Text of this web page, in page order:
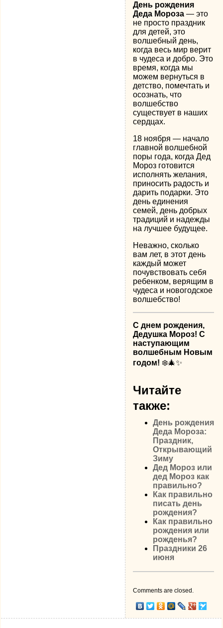
День рождения
Деда Мороза — это
не просто праздник
для детей, это
волшебный день,
когда весь мир верит
в чудеса и добро. Это
время, когда мы
можем вернуться в
детство, помечтать и
осознать, что
волшебство
существует в наших
сердцах.
18 ноября — начало
главной волшебной
поры года, когда Дед
Мороз готовится
исполнять желания,
приносить радость и
дарить подарки. Это
день единения
семей, день добрых
традиций и надежды
на лучшее будущее.
Неважно, сколько
вам лет, в этот день
каждый может
почувствовать себя
ребенком, верящим в
чудеса и новогодское
волшебство!
С днем рождения,
Дедушка Мороз! С
наступающим
волшебным Новым
годом! ❄️🎄✨
Читайте
также:
День рождения
Деда Мороза:
Праздник,
Открывающий
Зиму
Дед Мороз или
дед Мороз как
правильно?
Как правильно
писать день
рождения?
Как правильно
рождения или
рожденья?
Праздники 26
июня
Comments are closed.